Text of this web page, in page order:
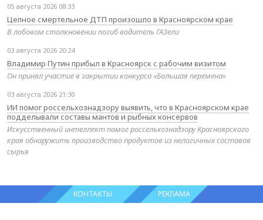
05 августа 2026 08:33
Цепное смертельное ДТП произошло в Красноярском крае
В лобовом столкновении погиб водитель ГАЗели
03 августа 2026 20:24
Владимир Путин прибыл в Красноярск с рабочим визитом
Он принял участие в закрытии конкурса «Большая перемена»
03 августа 2026 21:30
ИИ помог россельхознадзору выявить, что в Красноярском крае
подделывали составы мантов и рыбных консервов
Искусственный интеллект помог россельхознадзору Красноярского
края обнаружить производство продуктов из нелогичных составов
сырья
КОНТАКТЫ РЕКЛАМА